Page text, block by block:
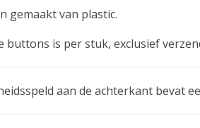
gemaakt van plastic.
buttons is per stuk, exclusief
aan de achterkant bevat